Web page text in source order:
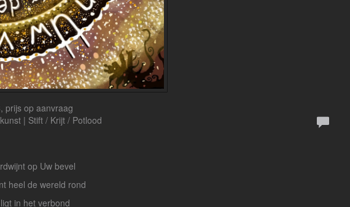
prijs op aanvraag
| Stift / Krijt / Potlood
op Uw bevel
heel de wereld rond
in het verbond